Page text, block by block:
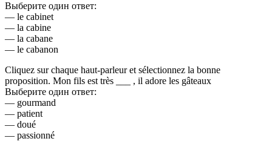
Выберите один ответ:
— le cabinet
— la cabine
— la cabane
— le cabanon
Cliquez sur chaque haut-parleur et sélectionnez la bonne
proposition. Mon fils est très ___ , il adore les gâteaux
Выберите один ответ:
— gourmand
— patient
— doué
— passionné